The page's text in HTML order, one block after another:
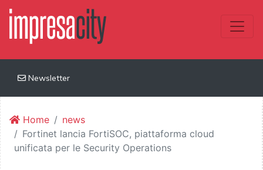
Newsletter
Home
news
Fortinet lancia FortiSOC, piattaforma cloud
unificata per le Security Operations